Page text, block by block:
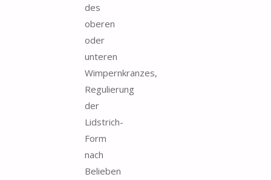
des
oberen
oder
unteren
Wimpernkranzes,
Regulierung
der
Lidstrich-
Form
nach
Belieben